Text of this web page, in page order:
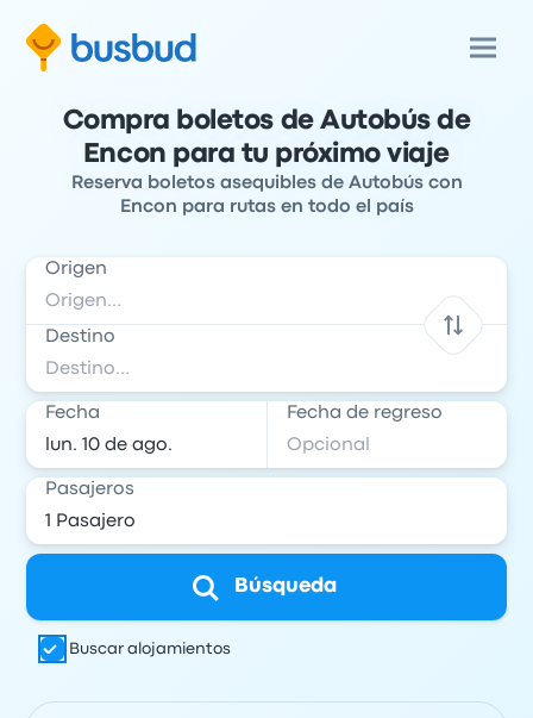
Compra boletos de Autobús de
Encon para tu próximo viaje
Reserva boletos asequibles de Autobús con
Encon para rutas en todo el país
Origen
Destino
Fecha Fecha de regreso
Pasajeros
Búsqueda
Buscar alojamientos